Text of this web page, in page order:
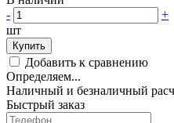
-
+
шт
Купить
Добавить к сравнению
Определяем...
Наличный и безналичный
Быстрый заказ